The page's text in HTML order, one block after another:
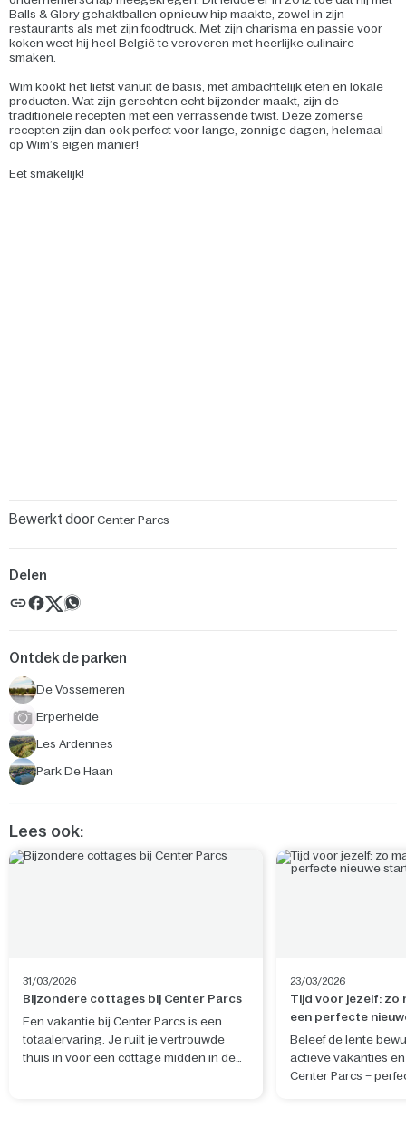
Balls & Glory gehaktballen opnieuw hip maakte, zowel in zijn
restaurants als met zijn foodtruck. Met zijn charisma en passie voor
koken weet hij heel België te veroveren met heerlijke culinaire
smaken.
Wim kookt het liefst vanuit de basis, met ambachtelijk eten en lokale
producten. Wat zijn gerechten echt bijzonder maakt, zijn de
traditionele recepten met een verrassende twist. Deze zomerse
recepten zijn dan ook perfect voor lange, zonnige dagen, helemaal
op Wim’s eigen manier!
Eet smakelijk!
Bewerkt doorCenter Parcs
Ontdek de parken
De Vossemeren
Erperheide
Les Ardennes
Park De Haan
Delen
Lees ook:
31/03/2026
Bijzondere cottages bij Center Parcs
Een vakantie bij Center Parcs is een
totaalervaring. Je ruilt je vertrouwde
thuis in voor een cottage midden in de
23/03/2026
Tijd voor jezelf: zo
een perfecte
Beleef de lente
actieve vakanties
Center Parcs –